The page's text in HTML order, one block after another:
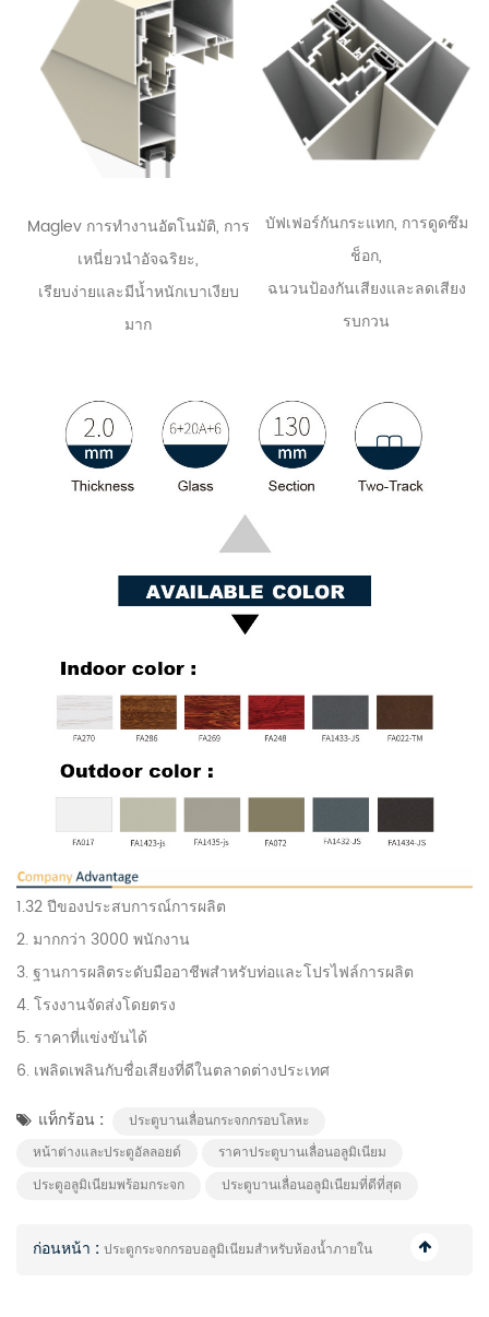
Maglev การทำงานอัตโนมัติ, การ
เหนี่ยวนำอัจฉริยะ,
เรียบง่ายและมีน้ำหนักเบาเงียบ
มาก
บัฟเฟอร์กันกระแทก, การดูดซึม
ช็อก,
ฉนวนป้องกันเสียงและลดเสียง
รบกวน
1.32 ปีของประสบการณ์การผลิต
2. มากกว่า 3000 พนักงาน
3. ฐานการผลิตระดับมืออาชีพสำหรับท่อและโปรไฟล์การผลิต
4. โรงงานจัดส่งโดยตรง
5. ราคาที่แข่งขันได้
6. เพลิดเพลินกับชื่อเสียงที่ดีในตลาดต่างประเทศ
แท็กร้อน :
ประตูบานเลื่อนกระจกกรอบโลหะ
หน้าต่างและประตูอัลลอยด์
ราคาประตูบานเลื่อนอลูมิเนียม
ประตูอลูมิเนียมพร้อมกระจก
ประตูบานเลื่อนอลูมิเนียมที่ดีที่สุด
ก่อนหน้า : ประตูกระจกกรอบอลูมิเนียมสำหรับห้องน้ำภายใน